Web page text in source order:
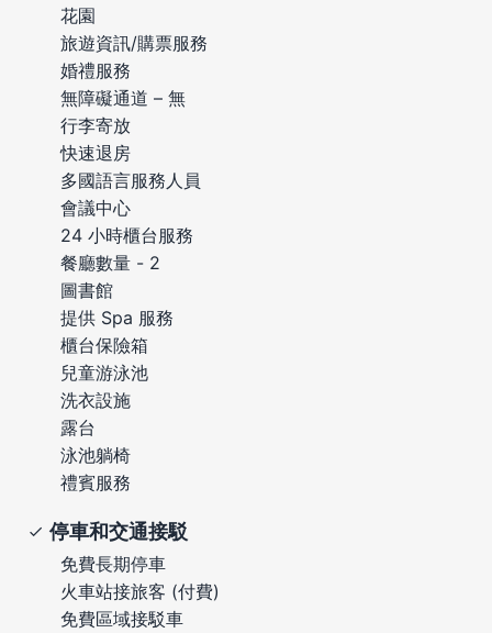
花園
旅遊資訊/購票服務
婚禮服務
無障礙通道 – 無
行李寄放
快速退房
多國語言服務人員
會議中心
24 小時櫃台服務
餐廳數量 - 2
圖書館
提供 Spa 服務
櫃台保險箱
兒童游泳池
洗衣設施
露台
泳池躺椅
禮賓服務
停車和交通接駁
免費長期停車
火車站接旅客 (付費)
免費區域接駁車